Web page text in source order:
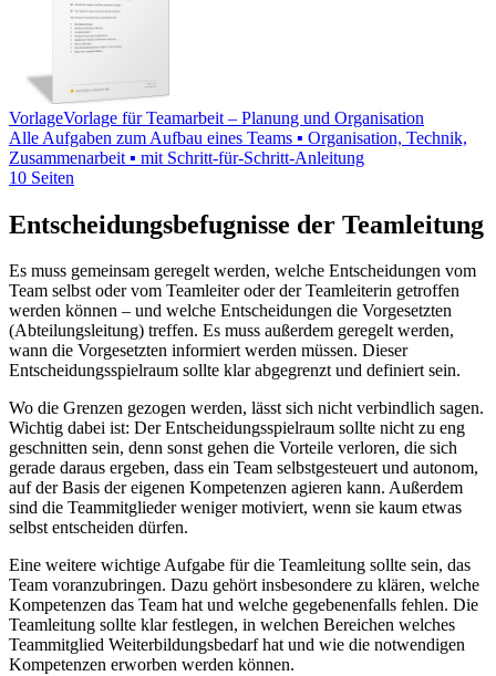
VorlageVorlage für Teamarbeit – Planung und Organisation
Alle Aufgaben zum Aufbau eines Teams ▪ Organisation, Technik,
Zusammenarbeit ▪ mit Schritt-für-Schritt-Anleitung
10 Seiten
Entscheidungsbefugnisse der Teamleitung
Es muss gemeinsam geregelt werden, welche Entscheidungen vom
Team selbst oder vom Teamleiter oder der Teamleiterin getroffen
werden können – und welche Entscheidungen die Vorgesetzten
(Abteilungsleitung) treffen. Es muss außerdem geregelt werden,
wann die Vorgesetzten informiert werden müssen. Dieser
Entscheidungsspielraum sollte klar abgegrenzt und definiert sein.
Wo die Grenzen gezogen werden, lässt sich nicht verbindlich sagen.
Wichtig dabei ist: Der Entscheidungsspielraum sollte nicht zu eng
geschnitten sein, denn sonst gehen die Vorteile verloren, die sich
gerade daraus ergeben, dass ein Team selbstgesteuert und autonom,
auf der Basis der eigenen Kompetenzen agieren kann. Außerdem
sind die Teammitglieder weniger motiviert, wenn sie kaum etwas
selbst entscheiden dürfen.
Eine weitere wichtige Aufgabe für die Teamleitung sollte sein, das
Team voranzubringen. Dazu gehört insbesondere zu klären, welche
Kompetenzen das Team hat und welche gegebenenfalls fehlen. Die
Teamleitung sollte klar festlegen, in welchen Bereichen welches
Teammitglied Weiterbildungsbedarf hat und wie die notwendigen
Kompetenzen erworben werden können.